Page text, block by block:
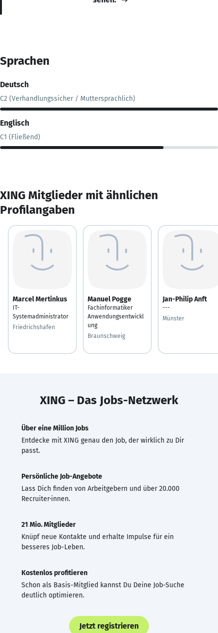
Sprachen
Deutsch
C2 (Verhandlungssicher / Muttersprachlich)
Englisch
C1 (Fließend)
XING Mitglieder mit ähnlichen
Profilangaben
Marcel Mertinkus
IT-
Systemadministrator
Friedrichshafen
Manuel Pogge
Fachinformatiker
Anwendungsentwickl
ung
Braunschweig
Jan-Philip Anft
---
Münster
XING – Das Jobs-Netzwerk
Über eine Million Jobs
Entdecke mit XING genau den Job, der wirklich zu Dir
passt.
Persönliche Job-Angebote
Lass Dich finden von Arbeitgebern und über 20.000
Recruiter·innen.
21 Mio. Mitglieder
Knüpf neue Kontakte und erhalte Impulse für ein
besseres Job-Leben.
Kostenlos profitieren
Schon als Basis-Mitglied kannst Du Deine Job-Suche
deutlich optimieren.
Jetzt registrieren